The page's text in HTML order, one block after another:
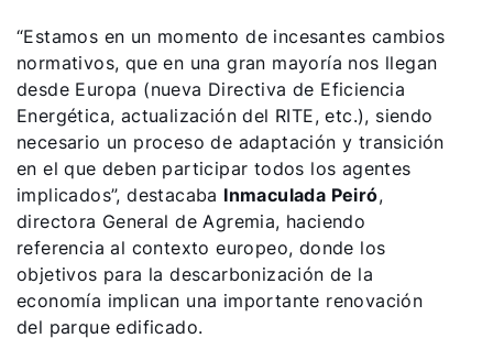
“Estamos en un momento de incesantes cambios
normativos, que en una gran mayoría nos llegan
desde Europa (nueva Directiva de Eficiencia
Energética, actualización del RITE, etc.), siendo
necesario un proceso de adaptación y transición
en el que deben participar todos los agentes
implicados”, destacaba Inmaculada Peiró,
directora General de Agremia, haciendo
referencia al contexto europeo, donde los
objetivos para la descarbonización de la
economía implican una importante renovación
del parque edificado.